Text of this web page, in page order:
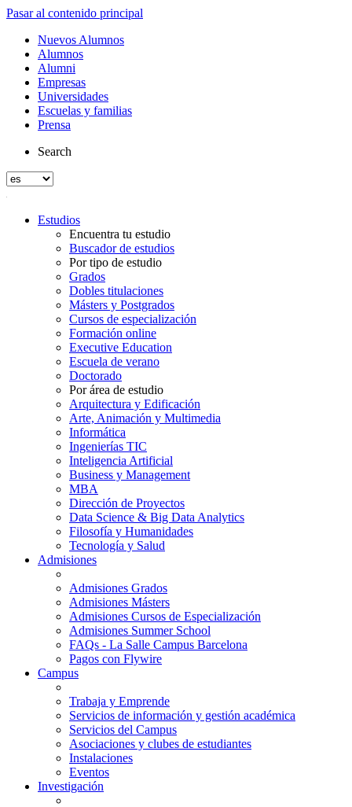
Pasar al contenido principal
Nuevos Alumnos
Alumnos
Alumni
Empresas
Universidades
Escuelas y familias
Prensa
Search
Estudios
Encuentra tu estudio
Buscador de estudios
Por tipo de estudio
Grados
Dobles titulaciones
Másters y Postgrados
Cursos de especialización
Formación online
Executive Education
Escuela de verano
Doctorado
Por área de estudio
Arquitectura y Edificación
Arte, Animación y Multimedia
Informática
Ingenierías TIC
Inteligencia Artificial
Business y Management
MBA
Dirección de Proyectos
Data Science & Big Data Analytics
Filosofía y Humanidades
Tecnología y Salud
Admisiones
Admisiones Grados
Admisiones Másters
Admisiones Cursos de Especialización
Admisiones Summer School
FAQs - La Salle Campus Barcelona
Pagos con Flywire
Campus
Trabaja y Emprende
Servicios de información y gestión académica
Servicios del Campus
Asociaciones y clubes de estudiantes
Instalaciones
Eventos
Investigación